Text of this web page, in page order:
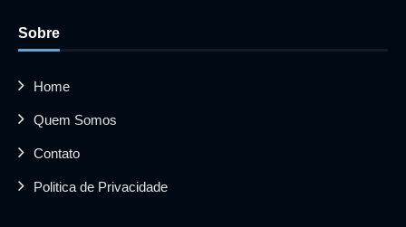
Sobre
Home
Quem Somos
Contato
Politica de Privacidade